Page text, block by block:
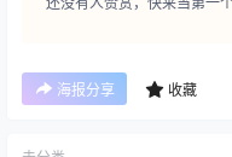
海报分享 收藏